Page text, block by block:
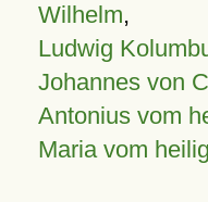
Wilhelm,
Ludwig
Johannes von
Antonius vom
Maria vom